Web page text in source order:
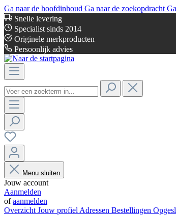
Ga naar de hoofdinhoud Ga naar de zoekopdracht
Snelle levering
Specialist sinds 2014
Originele merkproducten
Persoonlijk advies
Menu sluiten
Jouw account
Aanmelden
ofaanmelden
Overzicht Jouw profiel Adressen Bestellingen